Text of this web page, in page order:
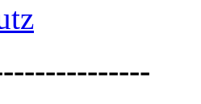
Online-Shop -